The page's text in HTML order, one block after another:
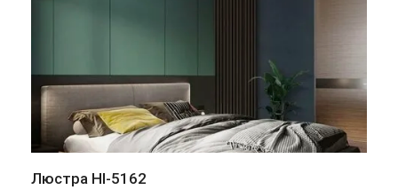
Люстра HI-5162